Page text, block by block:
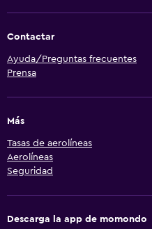
Contactar
Ayuda/Preguntas frecuentes
Prensa
Más
Tasas de aerolíneas
Aerolíneas
Seguridad
Descarga la app de momondo